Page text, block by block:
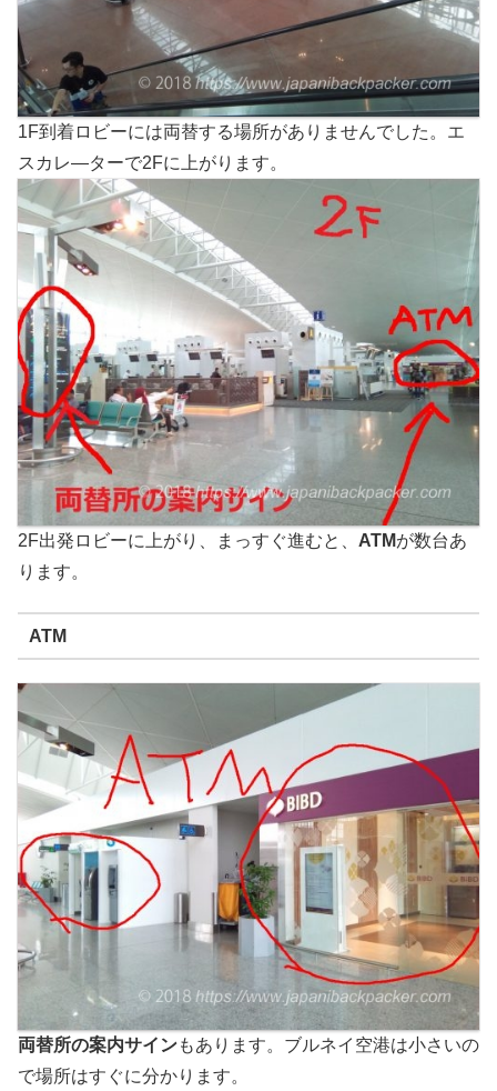
1F到着ロビーには両替する場所がありませんでした。エ
スカレ―ターで2Fに上がります。
2F出発ロビーに上がり、まっすぐ進むと、 ATMが数台あ
ります。
ATM
両替所の案内サインもあります。ブルネイ空港は小さいの
で場所はすぐに分かります。